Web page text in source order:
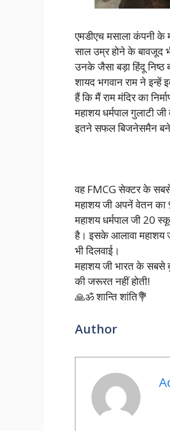
एमडीएच मसाला कंपनी के
साल उम्र होने के बावजूद
उनके जैसा बड़ा हिंदू
शायद भगवान राम ने इन्हें
हैं कि मैं राम मंदिर का
महाशय धर्मपाल गुलाटी
इतने सफल बिजनेसमैन
वह FMCG सेक्टर के
महाशय जी अपनें वेतन का
महाशय धर्मपाल जी 20
है। इसके आलावा महाशय
भी दिलवाई।
महाशय जी भारत के सबसे
की जरूरत नहीं होती!
🙏ॐ शान्ति शांति💐
Author